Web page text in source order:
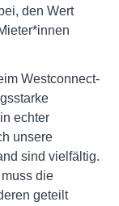
den Wert
Westconnect-
echter
unsere
sind vielfältig.
die
geteilt